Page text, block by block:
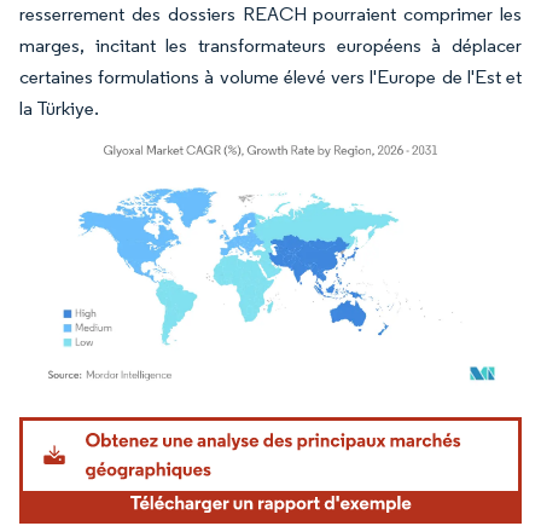
resserrement des dossiers REACH pourraient comprimer les
marges, incitant les transformateurs européens à déplacer
certaines formulations à volume élevé vers l'Europe de l'Est et
la Türkiye.
Image © Mordor Intelligence. La réutilisation nécessite une attribution sous CC BY